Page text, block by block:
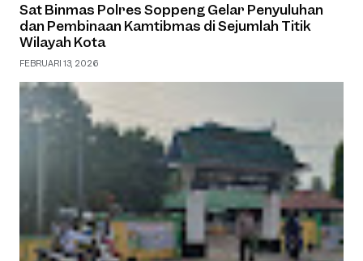
Sat Binmas Polres Soppeng Gelar Penyuluhan
dan Pembinaan Kamtibmas di Sejumlah Titik
Wilayah Kota
FEBRUARI 13, 2026